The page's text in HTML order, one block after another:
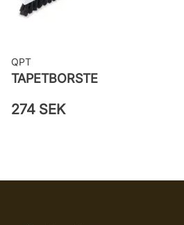
QPT
TAPETBORSTE
274 SEK